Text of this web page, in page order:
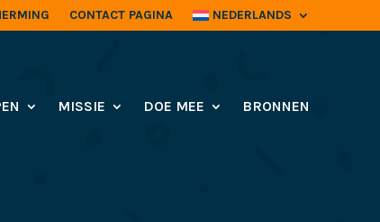
CONTACT PAGINA NEDERLANDS
MISSIE DOE MEE BRONNEN